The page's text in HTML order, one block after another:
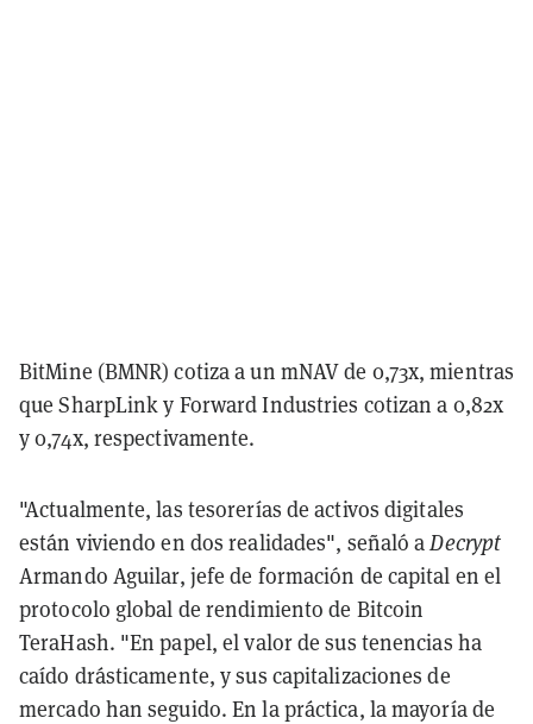
BitMine (BMNR) cotiza a un mNAV de 0,73x, mientras
que SharpLink y Forward Industries cotizan a 0,82x
y 0,74x, respectivamente.
"Actualmente, las tesorerías de activos digitales
están viviendo en dos realidades", señaló aDecrypt
Armando Aguilar, jefe de formación de capital en el
protocolo global de rendimiento de Bitcoin
TeraHash. "En papel, el valor de sus tenencias ha
caído drásticamente, y sus capitalizaciones de
mercado han seguido. En la práctica, la mayoría de